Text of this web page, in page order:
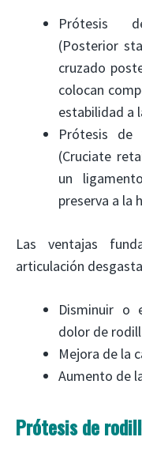
Prótesis
(Posterior
cruzado
colocan
estabilidad a
Prótesis de
(Cruciate
un
preserva a la
Las ventajas
articulación
Disminuir o
dolor de
Mejora de la
Aumento de
Prótesis de